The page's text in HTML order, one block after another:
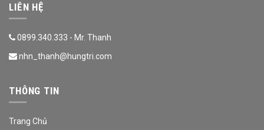
LIÊN HỆ
0899.340.333 - Mr. Thanh
nhn_thanh@hungtri.com
THÔNG TIN
Trang Chủ